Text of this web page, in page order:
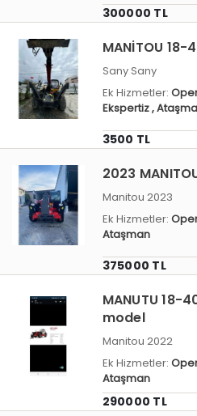
300000 TL
MANİTOU 18-
Sany Sany
Ek Hizmetler:
Ekspertiz,
3500 TL
2023
Manitou 2023
Ek Hizmetler:
Ataşman
375000 TL
MANUTU
model
Manitou 2022
Ek Hizmetler:
Ataşman
290000 TL